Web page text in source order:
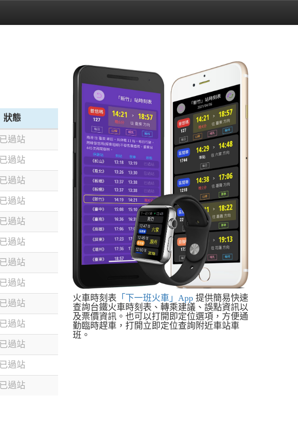
狀態
已過站
已過站
已過站
已過站
已過站
已過站
已過站
已過站
已過站
已過站
已過站
已過站
已過站
火車時刻表 「下一班火車」App 提供簡易快速
查詢台鐵火車時刻表、轉乘建議、誤點資訊以
及票價資訊。也可以打開即定位選項，方便通
勤臨時趕車，打開立即定位查詢附近車站車
班。